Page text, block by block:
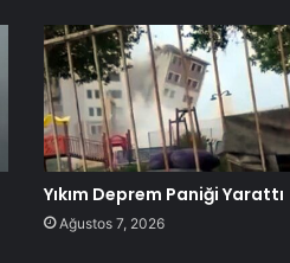
Yıkım Deprem Paniği Yarattı
Ağustos 7, 2026